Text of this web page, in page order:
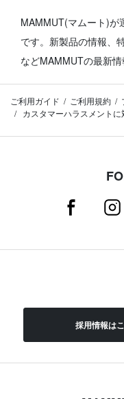
MAMMUT(マムート)が
です。 新製品の情報、
などMAMMUTの最新情
ご利用ガイド ご利用規約
カスタマーハラスメント
採用情報は